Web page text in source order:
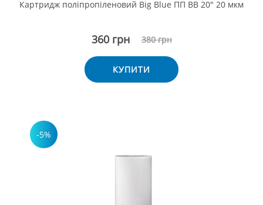
Картридж поліпропіленовий Big Blue ПП ВВ 20" 20 мкм
360 грн 380 грн
КУПИТИ
-5%